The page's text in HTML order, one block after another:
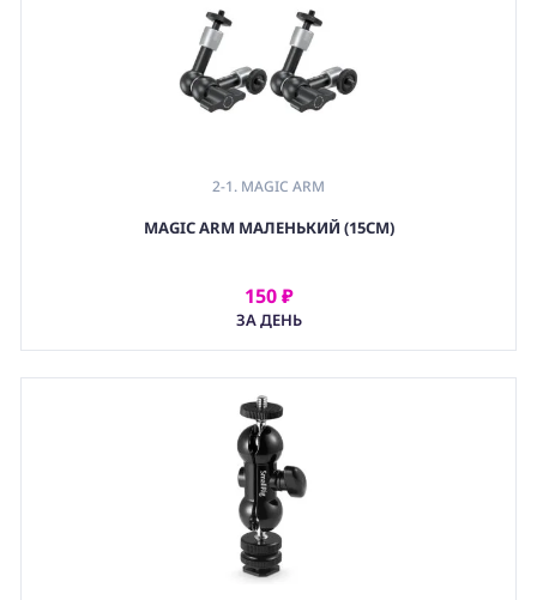
2-1. MAGIC ARM
2. ШАРНИРНЫЙ КРЕПЕЖ (ARTICULATING ARM)
MAGIC ARM МАЛЕНЬКИЙ (15СМ)
150 ₽
ЗА ДЕНЬ
АРЕНДОВАТЬ